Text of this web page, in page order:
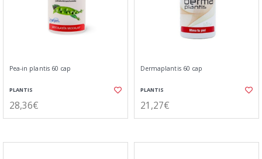
Pea-in plantis 60 cap
PLANTIS
28,36€
Dermaplantis 60 cap
PLANTIS
21,27€